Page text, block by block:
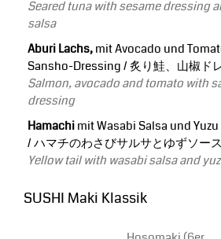
Seared tuna with sesame dressing
salsa
Aburi Lachs,mit Avocado und
Sansho-Dressing / 炙り鮭、山椒ド
Salmon, avocado and tomato with
dressing
Hamachimit Wasabi Salsa und
/ ハマチのわさびサルサとゆずソース
Yellow tail with wasabi salsa and
SUSHI Maki Klassik